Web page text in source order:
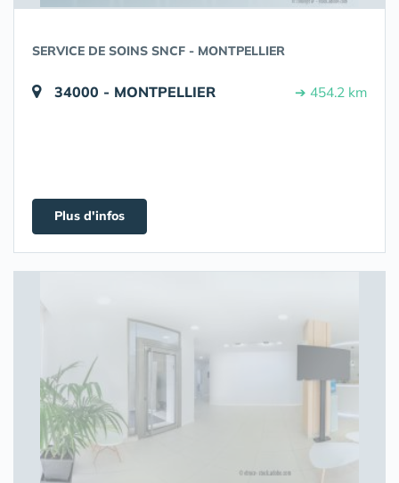
SERVICE DE SOINS SNCF - MONTPELLIER
34000 - MONTPELLIER ➔ 454.2 km
Plus d'infos